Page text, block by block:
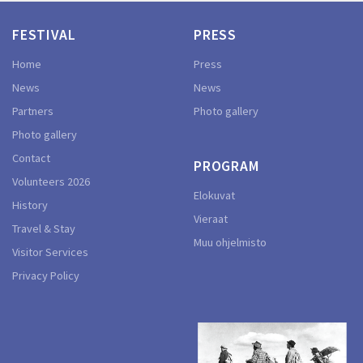
FESTIVAL
Home
News
Partners
Photo gallery
Contact
Volunteers 2026
History
Travel & Stay
Visitor Services
Privacy Policy
PRESS
Press
News
Photo gallery
PROGRAM
Elokuvat
Vieraat
Muu ohjelmisto